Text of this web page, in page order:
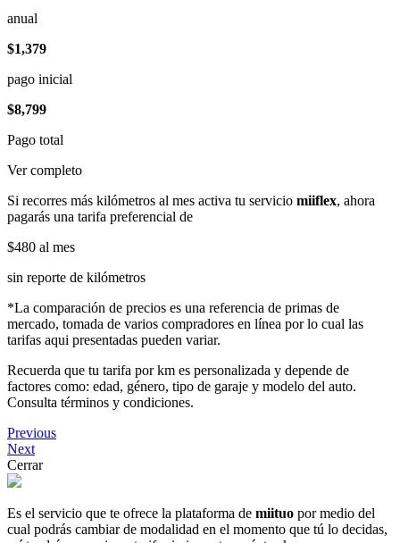
anual
$1,379
pago inicial
$8,799
Pago total
Ver completo
Si recorres más kilómetros al mes activa tu servicio miiflex, ahora
pagarás una tarifa preferencial de
$480 al mes
sin reporte de kilómetros
*La comparación de precios es una referencia de primas de
mercado, tomada de varios compradores en línea por lo cual las
tarifas aqui presentadas pueden variar.
Recuerda que tu tarifa por km es personalizada y depende de
factores como: edad, género, tipo de garaje y modelo del auto.
Consulta términos y condiciones.
Previous
Next
Cerrar
Es el servicio que te ofrece la plataforma de miituo por medio del
cual podrás cambiar de modalidad en el momento que tú lo decidas,